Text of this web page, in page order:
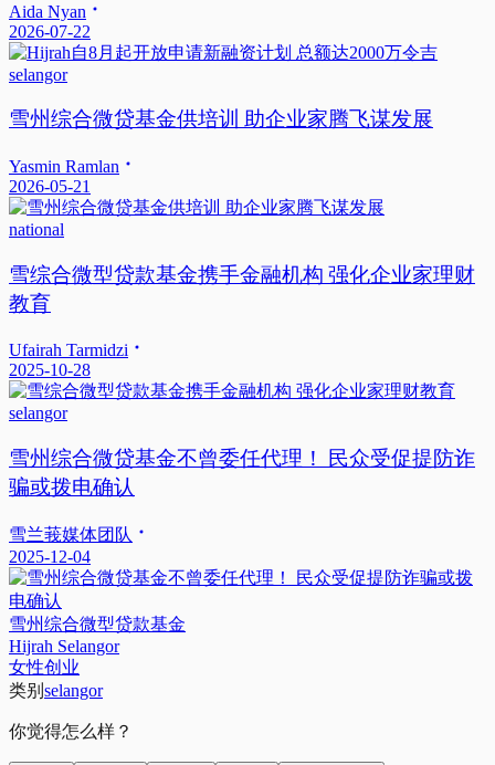
Aida Nyan
2026-07-22
selangor
雪州综合微贷基金供培训 助企业家腾飞谋发展
Yasmin Ramlan
2026-05-21
national
雪综合微型贷款基金携手金融机构 强化企业家理财
教育
Ufairah Tarmidzi
2025-10-28
selangor
雪州综合微贷基金不曾委任代理！ 民众受促提防诈
骗或拨电确认
雪兰莪媒体团队
2025-12-04
雪州综合微型贷款基金
Hijrah Selangor
女性创业
类别 selangor
你觉得怎么样？